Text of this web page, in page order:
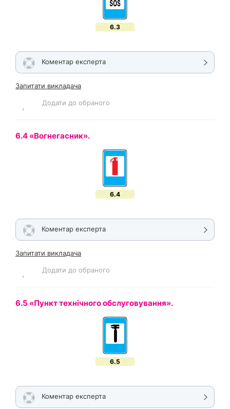
6.3
Коментар експерта
Запитати викладача
Додати до обраного
6.4 «Вогнегасник».
6.4
Коментар експерта
Запитати викладача
Додати до обраного
6.5 «Пункт технічного обслуговування».
6.5
Коментар експерта